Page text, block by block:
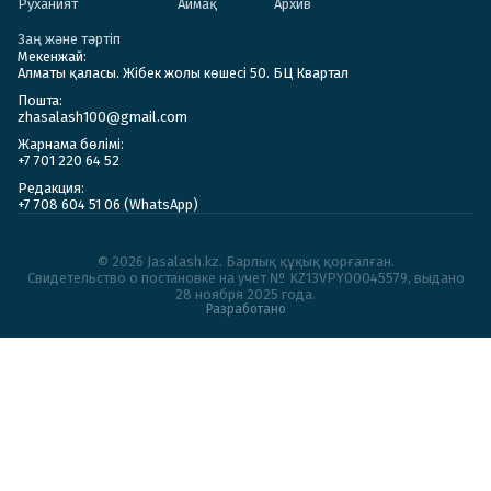
Руханият Аймақ Архив
Заң және тәртіп
Мекенжай:
Алматы қаласы. Жібек жолы көшесі 50. БЦ Квартал
Пошта:
zhasalash100@gmail.com
Жарнама бөлімі:
+7 701 220 64 52
Редакция:
+7 708 604 51 06 (WhatsApp)
© 2026 Jasalash.kz. Барлық құқық қорғалған.
Cвидетельство о постановке на учет № KZ13VPY00045579, выдано
28 ноября 2025 года.
Разработано